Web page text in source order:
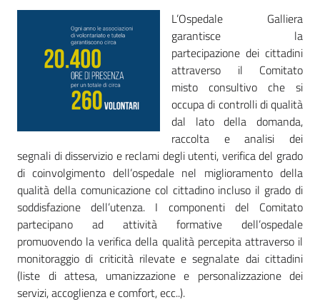
Analisi
stakeholders
Seguici
su
L’Ospedale Galliera
garantisce la
partecipazione dei cittadini
attraverso il Comitato
misto consultivo che si
occupa di controlli di qualità
dal lato della domanda,
raccolta e analisi dei
segnali di disservizio e reclami degli utenti, verifica del grado
di coinvolgimento dell’ospedale nel miglioramento della
qualità della comunicazione col cittadino incluso il grado di
soddisfazione dell’utenza. I componenti del Comitato
partecipano ad attività formative dell’ospedale
promuovendo la verifica della qualità percepita attraverso il
monitoraggio di criticità rilevate e segnalate dai cittadini
(liste di attesa, umanizzazione e personalizzazione dei
servizi, accoglienza e comfort, ecc..).